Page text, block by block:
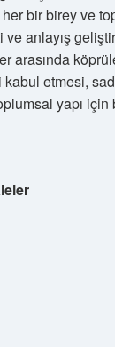
bir birey ve
anlayış
arasında
etmesi,
yapı için